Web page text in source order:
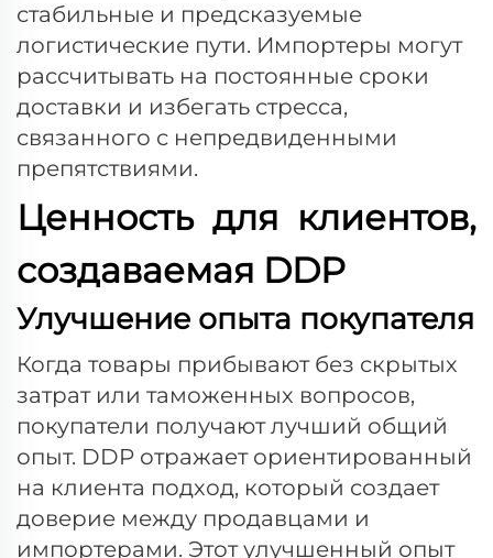
стабильные и предсказуемые
логистические пути. Импортеры могут
рассчитывать на постоянные сроки
доставки и избегать стресса,
связанного с непредвиденными
препятствиями.
Ценность для клиентов,
создаваемая DDP
Улучшение опыта покупателя
Когда товары прибывают без скрытых
затрат или таможенных вопросов,
покупатели получают лучший общий
опыт. DDP отражает ориентированный
на клиента подход, который создает
доверие между продавцами и
импортерами. Этот улучшенный опыт